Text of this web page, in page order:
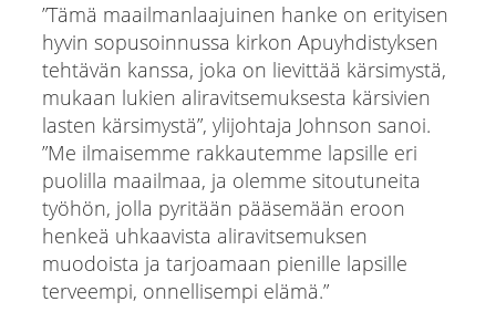
”Tämä maailmanlaajuinen hanke on erityisen
hyvin sopusoinnussa kirkon Apuyhdistyksen
tehtävän kanssa, joka on lievittää kärsimystä,
mukaan lukien aliravitsemuksesta kärsivien
lasten kärsimystä”, ylijohtaja Johnson sanoi.
”Me ilmaisemme rakkautemme lapsille eri
puolilla maailmaa, ja olemme sitoutuneita
työhön, jolla pyritään pääsemään eroon
henkeä uhkaavista aliravitsemuksen
muodoista ja tarjoamaan pienille lapsille
terveempi, onnellisempi elämä.”